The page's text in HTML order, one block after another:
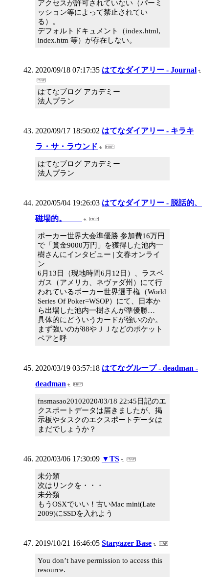
アクセスが許可されていない（パーミ
ッション等によって禁止されてい
る）。
デフォルトドキュメント（index.html,
index.htm 等）が存在しない。
2020/09/18 07:17:35 はてなダイアリー - Journal
はてなブログ アカデミー
法人プラン
2020/09/17 18:50:02 はてなダイアリー - キラキ
ラ・サ・ラウンド
はてなブログ アカデミー
法人プラン
2020/05/04 19:26:03 はてなダイアリー - 脱話的、
磁場的。
ポーカー世界大会準優勝 参加費16万円
で「賞金9000万円」を獲得した池内一
樹さんにインタビュー | 文春オンライ
ン
6月13日（現地時間6月12日）、ラスベ
ガス（アメリカ、ネヴァダ州）にて行
われているポーカー世界選手権（World
Series Of Poker=WSOP）にて、日本か
ら出場した池内一樹さんが準優勝…
具体的にどういうカードが強いのか。
まず強いのが88やＪＪなどのポケット
ペアと呼
2020/03/19 03:57:18 はてなグループ - deadman -
deadman
fnsmasao20102020/03/18 22:45日記のエ
クスポートデータは届きましたが、掲
示板やタスクのエクスポートデータは
まだでしょうか？
2020/03/06 17:30:09 ▼TS
未分類
次はリンクを・・・
未分類
もうOSXでいい！古いMac mini(Late
2009)にSSDを入れよう
2019/10/21 16:46:05 Stargazer Base
You don’t have permission to access this
resource.